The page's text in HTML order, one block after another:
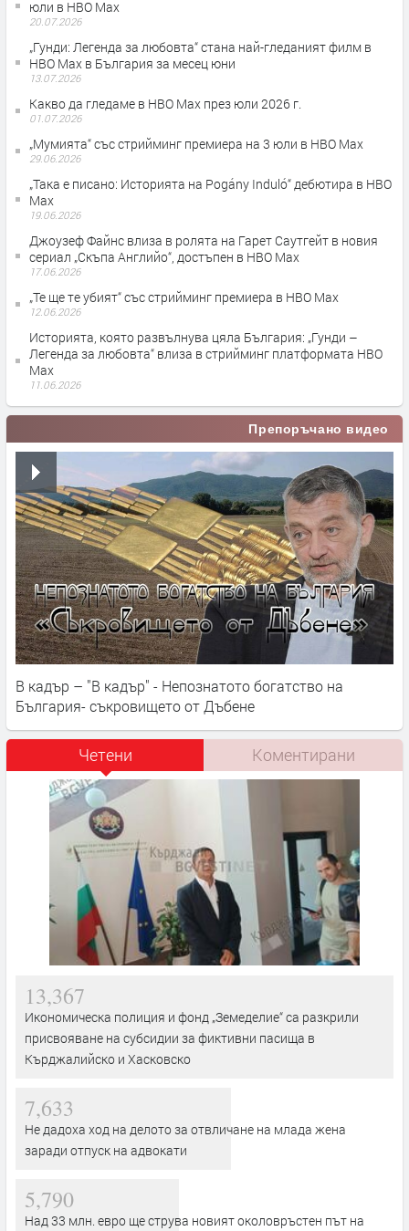
юли в HBO Max
20.07.2026
„Гунди: Легенда за любовта“ стана най-гледаният филм в
HBO Max в България за месец юни
13.07.2026
Какво да гледаме в HBO Max през юли 2026 г.
01.07.2026
„Мумията“ със стрийминг премиера на 3 юли в HBO Max
29.06.2026
„Така е писано: Историята на Pogány Induló“ дебютира в HBO
Max
19.06.2026
Джоузеф Файнс влиза в ролята на Гарет Саутгейт в новия
сериал „Скъпа Английо“, достъпен в HBO Max
17.06.2026
„Те ще те убият“ със стрийминг премиера в HBO Max
12.06.2026
Историята, която развълнува цяла България: „Гунди –
Легенда за любовта“ влиза в стрийминг платформата HBO
Max
11.06.2026
Препоръчано видео
В кадър – "В кадър" - Непознатото богатство на
България- съкровището от Дъбене
Четени Коментирани
13,367
Икономическа полиция и фонд „Земеделие“ са разкрили
присвояване на субсидии за фиктивни пасища в
Кърджалийско и Хасковско
7,633
Не дадоха ход на делото за отвличане на млада жена
заради отпуск на адвокати
5,790
Над 33 млн. евро ще струва новият околовръстен път на